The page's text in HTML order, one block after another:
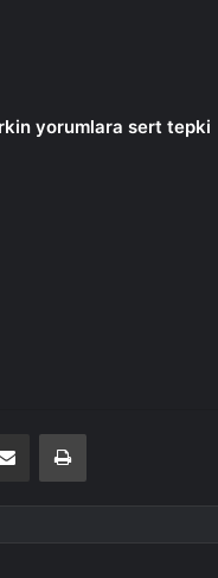
yorumlara sert tepki
E-Posta ile paylaş Yazdır